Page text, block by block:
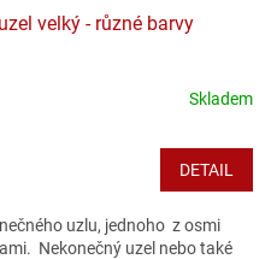
velký - různé barvy
Skladem
DETAIL
uzlu, jednoho z osmi
Nekonečný uzel nebo také